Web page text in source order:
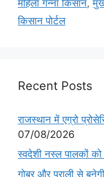
महिला गन्ना किसान,
किसान पोर्टल
Recent Posts
राजस्थान में एग्रो
07/08/2026
स्वदेशी नस्ल पालकों को
गोबर और पराली से